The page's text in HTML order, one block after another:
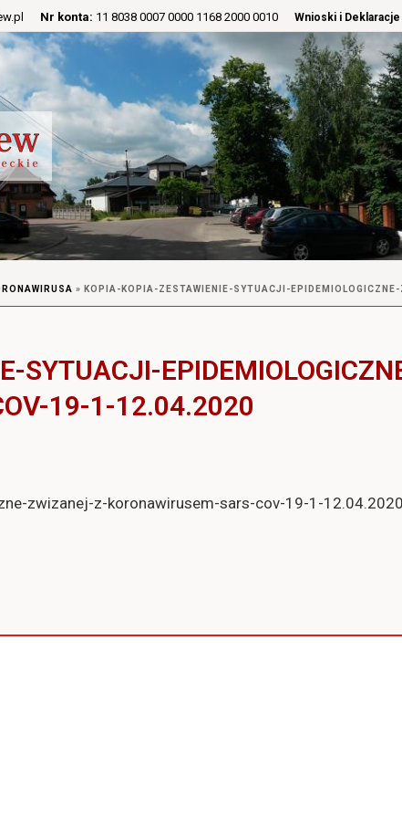
Nr konta: 11 8038 0007 0000 1168 2000 0010 Wnioski i Deklaracje
» KOPIA-KOPIA-ZESTAWIENIE-SYTUACJI-
SYTUACJI-
19-1-12.04.2020
zwizanej-z-koronawirusem-sars-cov-19-1-